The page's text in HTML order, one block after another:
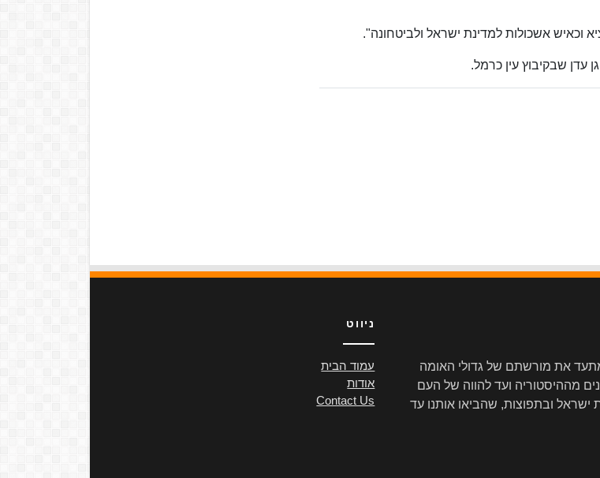
את מורשתם של גדולי האומה
מההיסטוריה ועד להווה של העם
ישראל ובתפוצות, שהביאו אותנו עד
ניווט
עמוד הבית
אודות
Contact Us